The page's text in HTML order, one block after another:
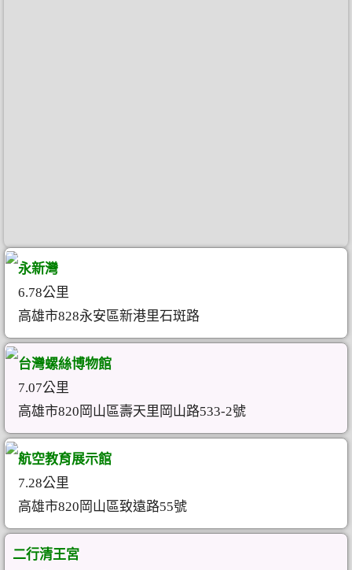
永新灣
6.78公里
高雄市828永安區新港里石斑路
台灣螺絲博物館
7.07公里
高雄市820岡山區壽天里岡山路533-2號
航空教育展示館
7.28公里
高雄市820岡山區致遠路55號
二行清王宮